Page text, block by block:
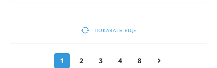
ПОКАЗАТЬ ЕЩЕ
1 2 3 4 8